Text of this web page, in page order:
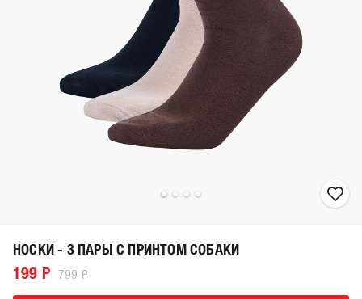
НОСКИ - 3 ПАРЫ С ПРИНТОМ СОБАКИ
199 Р 799 Р